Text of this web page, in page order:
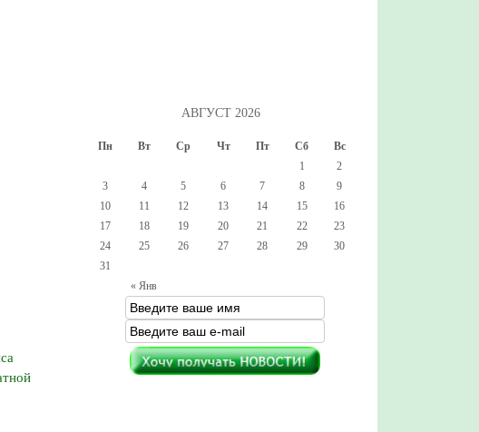
АВГУСТ 2026
Пн Вт Ср Чт Пт Сб Вс
« Янв
1
2
3
4 5 6 7 8
9
10
11 12 13 14 15
16
17
18 19 20 21 22
23
24
25 26 27 28 29
30
31